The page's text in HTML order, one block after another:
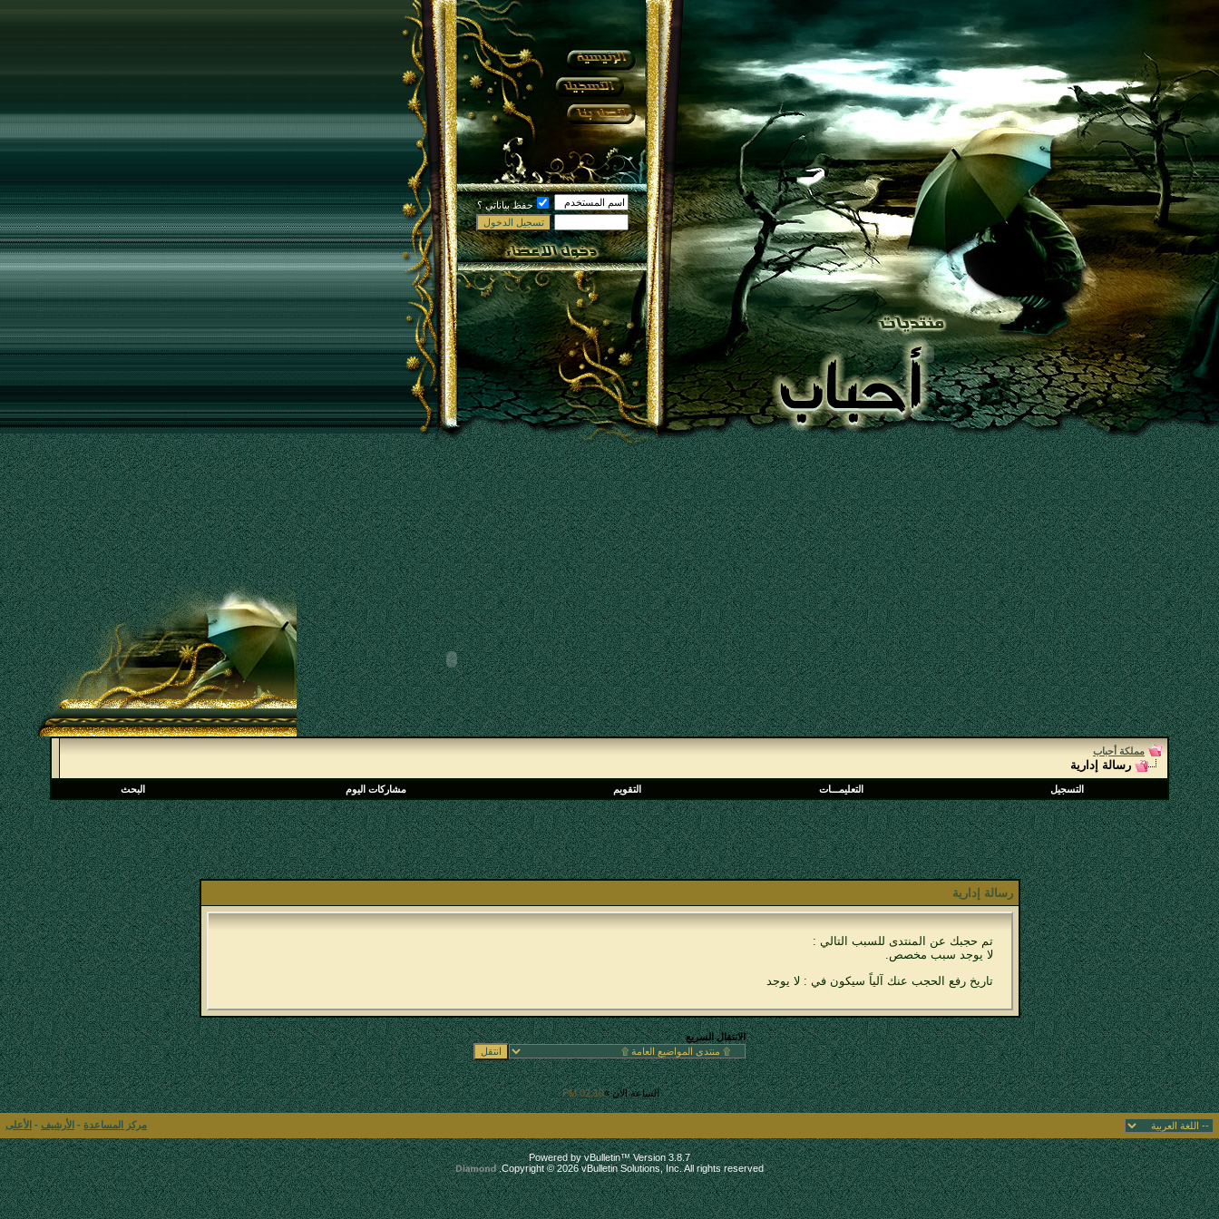
حفظ بياناتي ؟
مملكة أحباب
رسالة إدارية
التسجيل التعليمـــات التقويم مشاركات اليوم البحث
رسالة إدارية
تم حجبك عن المنتدى للسبب التالي :
لا يوجد سبب مخصص.
تاريخ رفع الحجب عنك آلياً سيكون في : لا يوجد
الانتقال السريع
الساعة الآن »02:10 PM
.
مركز المساعدة - الأرشيف - الأعلى
Powered by vBulletin™ Version 3.8.7
Copyright © 2026 vBulletin Solutions, Inc. All rights reserved.